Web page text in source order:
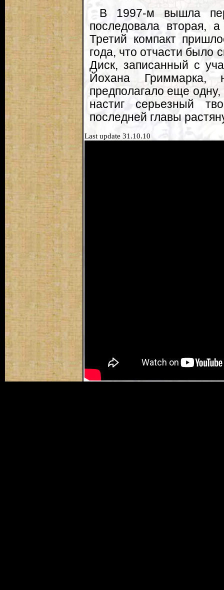
В 1997-м вышла
последовала вторая,
Третий компакт
года, что отчасти было
Диск, записанный с
Йохана Гриммарка,
предполагало еще
настиг серьезный
последней главы
Last update 31.10.10